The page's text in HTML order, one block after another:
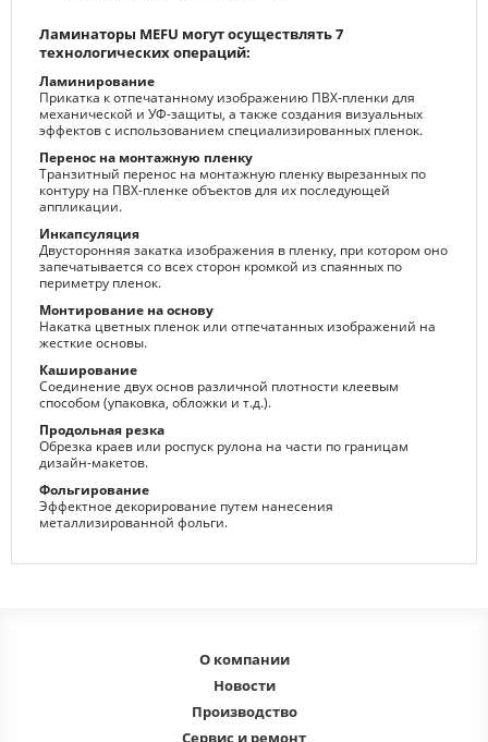
Ламинаторы MEFU могут осуществлять 7
технологических операций:
Ламинирование
Прикатка к отпечатанному изображению ПВХ-пленки для
механической и УФ-защиты, а также создания визуальных
эффектов с использованием специализированных пленок.
Перенос на монтажную пленку
Транзитный перенос на монтажную пленку вырезанных по
контуру на ПВХ-пленке объектов для их последующей
аппликации.
Инкапсуляция
Двусторонняя закатка изображения в пленку, при котором оно
запечатывается со всех сторон кромкой из спаянных по
периметру пленок.
Монтирование на основу
Накатка цветных пленок или отпечатанных изображений на
жесткие основы.
Каширование
Соединение двух основ различной плотности клеевым
способом (упаковка, обложки и т.д.).
Продольная резка
Обрезка краев или роспуск рулона на части по границам
дизайн-макетов.
Фольгирование
Эффектное декорирование путем нанесения
металлизированной фольги.
О компании
Новости
Производство